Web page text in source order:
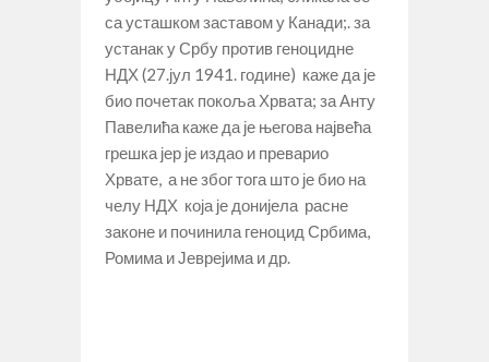
са усташком заставом у Канади;. за
устанак у Србу против геноцидне
НДХ (27.јул 1941. године) каже да је
био почетак покоља Хрвата; за Анту
Павелића каже да је његова највећа
грешка јер је издао и преварио
Хрвате, а не због тога што је био на
челу НДХ која је донијела расне
законе и починила геноцид Србима,
Ромима и Јеврејима и др.